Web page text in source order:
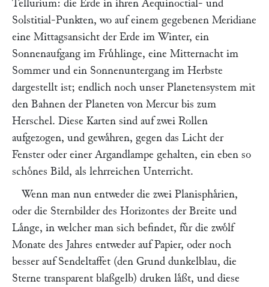
Tellurium: die Erde in ihren Aequinoctial- und
Solstitial-Punkten, wo auf einem gegebenen Meridiane
eine Mittagsansicht der Erde im Winter, ein
Sonnenaufgang im Fruͤhlinge, eine Mitternacht im
Sommer und ein Sonnenuntergang im Herbste
dargestellt ist; endlich noch unser Planetensystem mit
den Bahnen der Planeten von Mercur bis zum
Herschel. Diese Karten sind auf zwei Rollen
aufgezogen, und gewaͤhren, gegen das Licht der
Fenster oder einer Argandlampe gehalten, ein eben so
schoͤnes Bild, als lehrreichen Unterricht.
Wenn man nun entweder die zwei Planisphaͤrien,
oder die Sternbilder des Horizontes der Breite und
Laͤnge, in welcher man sich befindet, fuͤr die zwoͤlf
Monate des Jahres entweder auf Papier, oder noch
besser auf Sendeltaffet (den Grund dunkelblau, die
Sterne transparent blaßgelb) druken laͤßt, und diese